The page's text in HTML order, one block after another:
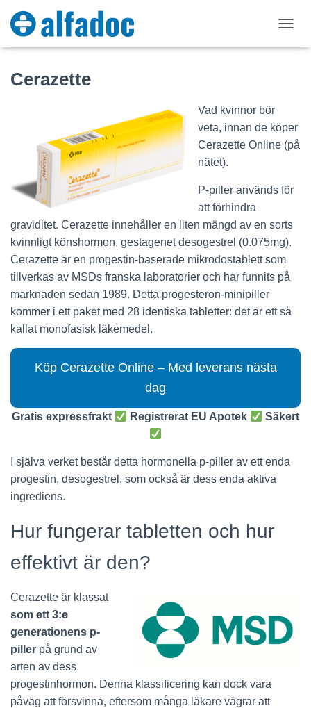
O
A
V
I
T
O
Cerazette
Vad kvinnor bör
veta, innan de köper
Cerazette Online (på
nätet).
P-piller används för
att förhindra
graviditet. Cerazette innehåller en liten mängd av en sorts
kvinnligt könshormon, gestagenet desogestrel (0.075mg).
Cerazette är en progestin-baserade mikrodostablett som
tillverkas av MSDs franska laboratorier och har funnits på
marknaden sedan 1989. Detta progesteron-minipiller
kommer i ett paket med 28 identiska tabletter: det är ett så
kallat monofasisk läkemedel.
Köp Cerazette Online – Med leverans nästa
dag
Gratis expressfrakt Registrerat EU Apotek Säkert
I själva verket består detta hormonella p-piller av ett enda
progestin, desogestrel, som också är dess enda aktiva
ingrediens.
Hur fungerar tabletten och hur
effektivt är den?
Cerazette är klassat
som ett 3:e
generationens p-
piller på grund av
arten av dess
progestinhormon. Denna klassificering kan dock vara
påväg att försvinna, eftersom många läkare vägrar att